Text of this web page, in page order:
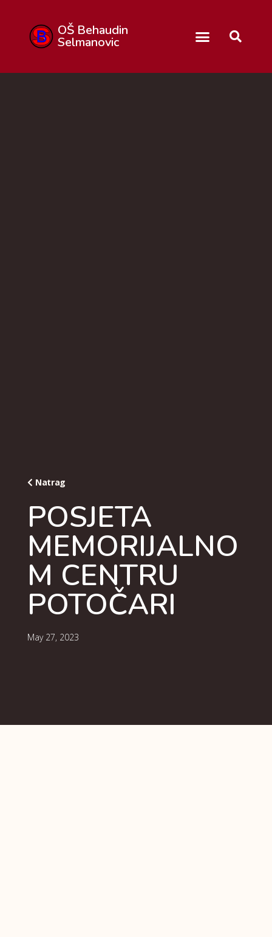
OŠ Behaudin
Selmanovic
Natrag
POSJETA
MEMORIJALNO
M CENTRU
POTOČARI
May 27, 2023